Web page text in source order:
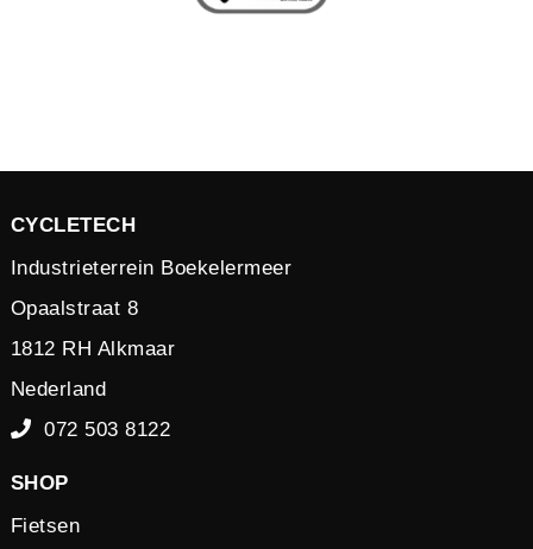
CYCLETECH
Industrieterrein Boekelermeer
Opaalstraat 8
1812 RH Alkmaar
Nederland
072 503 8122
SHOP
Fietsen